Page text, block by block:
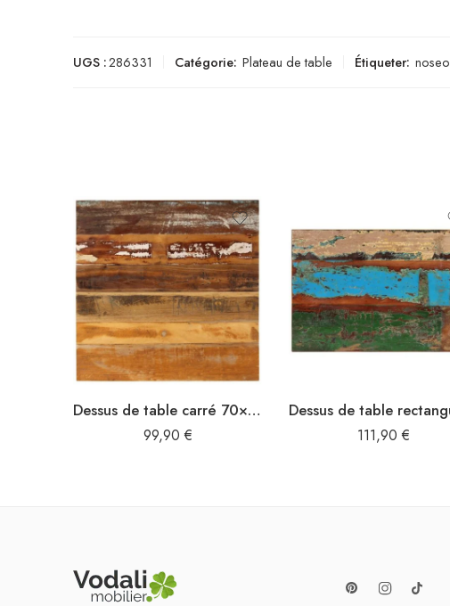
UGS :286331 Catégorie: Plateau de table Étiqueter: noseo
Dessus de table carré 70×70 cm 15-16 mm Bois de récupération
99,90 € 111,90 €